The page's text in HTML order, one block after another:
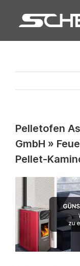
springen
Pelletofen
GmbH »
Pellet-